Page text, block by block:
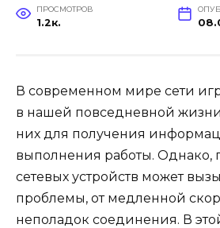
ПРОСМОТРОВ
1.2к.
В современном мире сети
в нашей повседневной
них для получения
выполнения работы. Однако,
сетевых устройств может
проблемы, от медленной
неполадок соединения. В